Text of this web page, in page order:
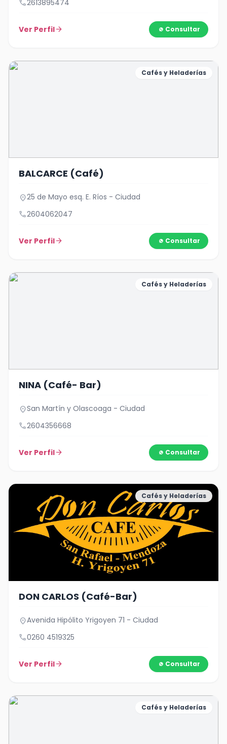
call2613895474
Ver Perfilarrow_forward Consultar
Cafés y Heladerías
BALCARCE (Café)
location_on25 de Mayo esq. E. Ríos - Ciudad
call2604062047
Ver Perfilarrow_forward Consultar
Cafés y Heladerías
NINA (Café- Bar)
location_onSan Martín y Olascoaga - Ciudad
call2604356668
Ver Perfilarrow_forward Consultar
Cafés y Heladerías
DON CARLOS (Café-Bar)
location_onAvenida Hipólito Yrigoyen 71 - Ciudad
call0260 4519325
Ver Perfilarrow_forward Consultar
Cafés y Heladerías